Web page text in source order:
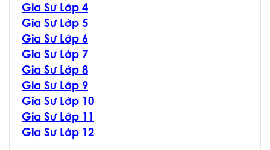
Gia Sư Lớp 4
Gia Sư Lớp 5
Gia Sư Lớp 6
Gia Sư Lớp 7
Gia Sư Lớp 8
Gia Sư Lớp 9
Gia Sư Lớp 10
Gia Sư Lớp 11
Gia Sư Lớp 12